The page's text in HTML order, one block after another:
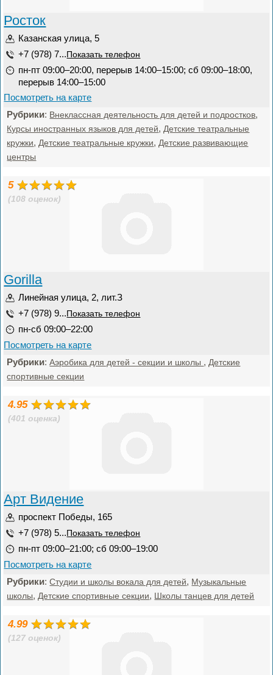
Росток
Казанская улица, 5
+7 (978) 7... Показать телефон
пн-пт 09:00–20:00, перерыв 14:00–15:00; сб 09:00–18:00,
перерыв 14:00–15:00
Посмотреть на карте
Рубрики: Внеклассная деятельность для детей и подростков,
Курсы иностранных языков для детей, Детские театральные
кружки, Детские театральные кружки, Детские развивающие
центры
5
(108 оценок)
Gorilla
Линейная улица, 2, лит.З
+7 (978) 9... Показать телефон
пн-сб 09:00–22:00
Посмотреть на карте
Рубрики:Аэробика для детей - секции и школы , Детские
спортивные секции
4.95
(401 оценка)
Арт Видение
проспект Победы, 165
+7 (978) 5... Показать телефон
пн-пт 09:00–21:00; сб 09:00–19:00
Посмотреть на карте
Рубрики:Студии и школы вокала для детей, Музыкальные
школы, Детские спортивные секции, Школы танцев для детей
4.99
(127 оценок)